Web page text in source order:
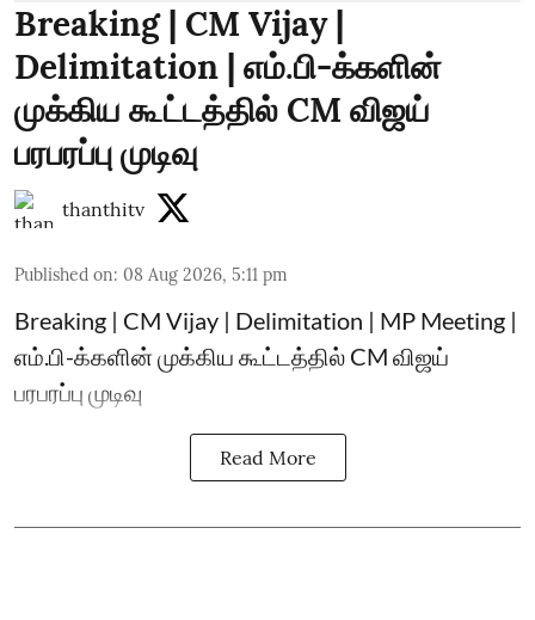
Breaking | CM Vijay |
Delimitation | எம்.பி-க்களின்
முக்கிய கூட்டத்தில் CM விஜய்
பரபரப்பு முடிவு
thanthitv
Published on: 08 Aug 2026, 5:11 pm
Breaking | CM Vijay | Delimitation | MP Meeting |
எம்.பி-க்களின் முக்கிய கூட்டத்தில் CM விஜய்
பரபரப்பு முடிவு
Read More